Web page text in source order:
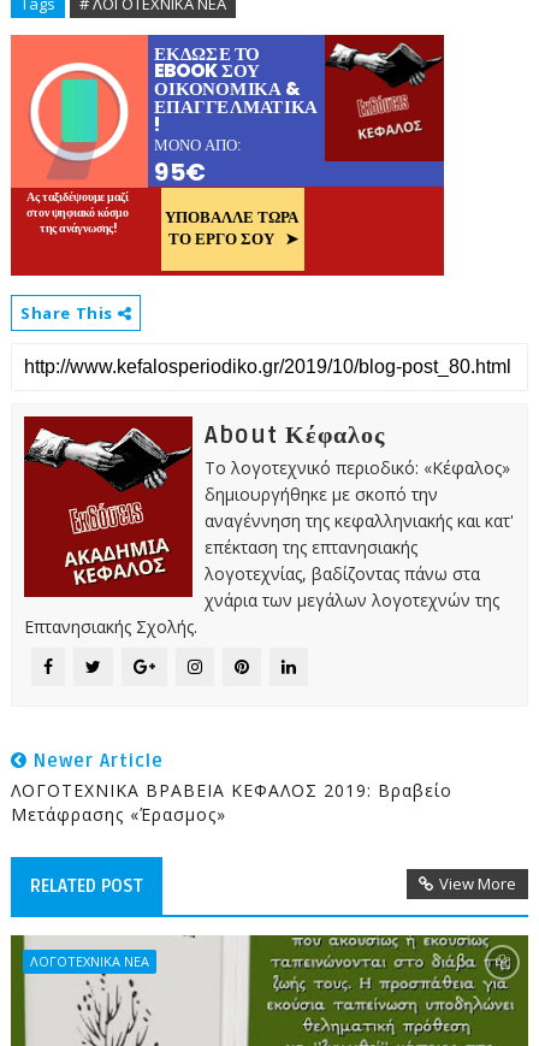
Share This
About Κέφαλος
Το λογοτεχνικό περιοδικό: «Κέφαλος»
δημιουργήθηκε με σκοπό την
αναγέννηση της κεφαλληνιακής και κατ'
επέκταση της επτανησιακής
λογοτεχνίας, βαδίζοντας πάνω στα
χνάρια των μεγάλων λογοτεχνών της
Επτανησιακής Σχολής.
Newer Article
ΛΟΓΟΤΕΧΝΙΚΑ ΒΡΑΒΕΙΑ ΚΕΦΑΛΟΣ 2019: Βραβείο
Μετάφρασης «Έρασμος»
RELATED POST View More
ΛΟΓΟΤΕΧΝΙΚΑ ΝΕΑ